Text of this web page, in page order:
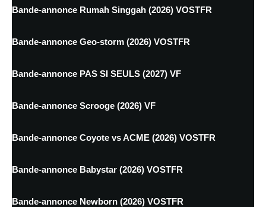
Bande-annonce Rumah Singgah (2026) VOSTFR
Bande-annonce Geo-storm (2026) VOSTFR
Bande-annonce PAS SI SEULS (2027) VF
Bande-annonce Scrooge (2026) VF
Bande-annonce Coyote vs ACME (2026) VOSTFR
Bande-annonce Babystar (2026) VOSTFR
Bande-annonce Newborn (2026) VOSTFR